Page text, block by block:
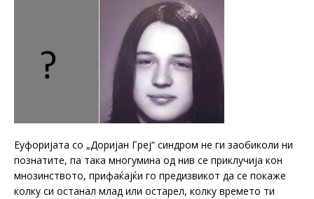
Еуфоријата со „Доријан Греј“ синдром не ги заобиколи ни
познатите, па така многумина од нив се приклучија кон
мнозинството, прифаќајќи го предизвикот да се покаже
колку си останал млад или остарел, колку времето ти